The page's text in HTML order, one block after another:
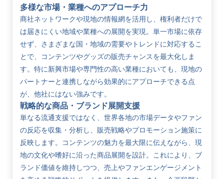
多様な市場・業種へのアプローチ力
商社ネットワークや現地の情報網を活用し、権利者だけで
は届きにくい地域や業種への展開を実現。単一市場に依存
せず、さまざまな国・地域の需要やトレンドに対応するこ
とで、コンテンツやグッズの販売チャンスを最大化しま
す。特に新興市場や専門性の高い業種においても、現地の
パートナーと連携しながら効果的にアプローチできる点
が、他社にはない強みです。
戦略的な商品・ブランド展開支援
単なる流通支援ではなく、世界各地の市場データやファン
の反応を収集・分析し、販売戦略やプロモーション施策に
反映します。コンテンツの魅力を最大限に伝えながら、現
地の文化や嗜好に沿った商品展開を設計。これにより、ブ
ランド価値を維持しつつ、売上やファンエンゲージメント